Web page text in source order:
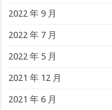
2022 年 9 月
2022 年 7 月
2022 年 5 月
2021 年 12 月
2021 年 6 月